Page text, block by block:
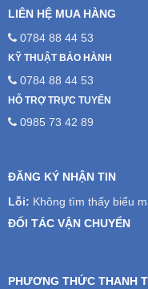
LIÊN HỆ MUA HÀNG
0784 88 44 53
KỸ THUẬT BẢO HÀNH
0784 88 44 53
HỖ TRỢ TRỰC TUYẾN
0985 73 42 89
ĐĂNG KÝ NHẬN TIN
Lỗi: Không tìm thấy biểu
ĐỐI TÁC VẬN CHUYỂN
PHƯƠNG THỨC THANH